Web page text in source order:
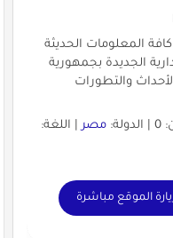
المعلومات الحديثة
الجديدة بجمهورية
والتطورات
مصر| اللغة:
الموقع مباشرة